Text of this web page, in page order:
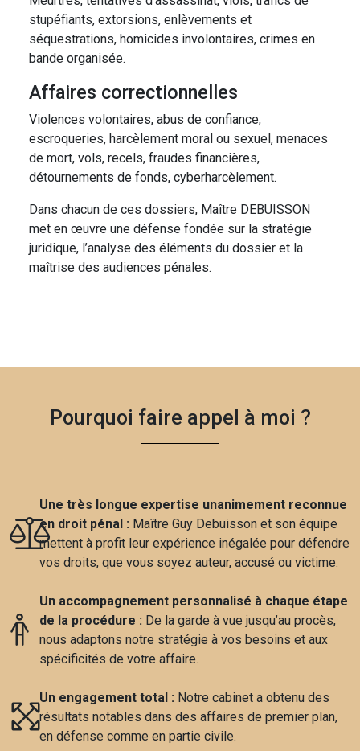
stupéfiants, extorsions, enlèvements et
séquestrations, homicides involontaires, crimes en
bande organisée.
Affaires correctionnelles
Violences volontaires, abus de confiance,
escroqueries, harcèlement moral ou sexuel, menaces
de mort, vols, recels, fraudes financières,
détournements de fonds, cyberharcèlement.
Dans chacun de ces dossiers, Maître DEBUISSON
met en œuvre une défense fondée sur la stratégie
juridique, l’analyse des éléments du dossier et la
maîtrise des audiences pénales.
Pourquoi faire appel à moi ?
Une très longue expertise unanimement reconnue
en droit pénal : Maître Guy Debuisson et son équipe
mettent à profit leur expérience inégalée pour défendre
vos droits, que vous soyez auteur, accusé ou victime.
Un accompagnement personnalisé à chaque étape
de la procédure : De la garde à vue jusqu’au procès,
nous adaptons notre stratégie à vos besoins et aux
spécificités de votre affaire.
Un engagement total : Notre cabinet a obtenu des
résultats notables dans des affaires de premier plan,
en défense comme en partie civile.